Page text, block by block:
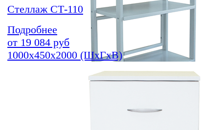
Стеллаж СТ-110
Подробнее
от 19 084 руб
1000х450х2000 (ШхГхВ)